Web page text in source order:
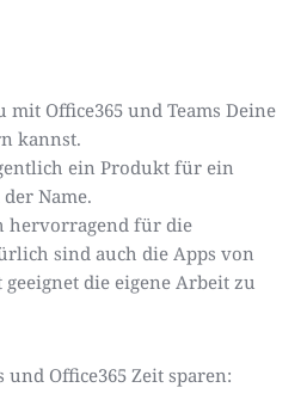
Office365 und Teams Deine
kannst.
ein Produkt für ein
der Name.
hervorragend für die
sind auch die Apps von
geeignet die eigene Arbeit zu
und Office365 Zeit sparen: